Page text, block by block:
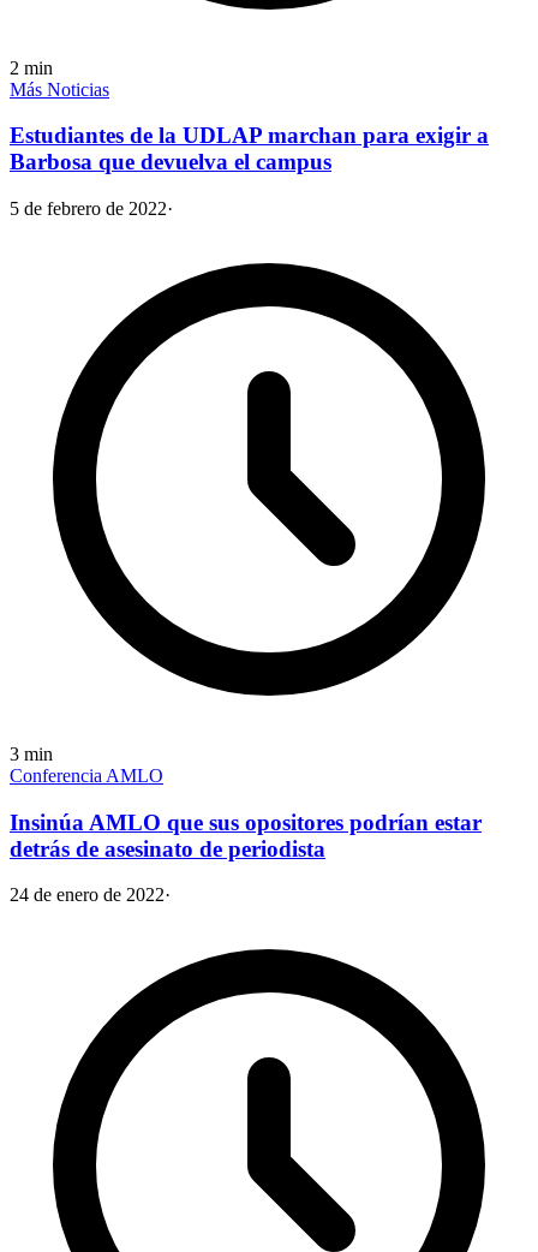
2 min
Más Noticias
Estudiantes de la UDLAP marchan para exigir a
Barbosa que devuelva el campus
5 de febrero de 2022·
3 min
Conferencia AMLO
Insinúa AMLO que sus opositores podrían estar
detrás de asesinato de periodista
24 de enero de 2022·